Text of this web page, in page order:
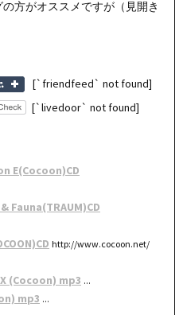
方がオススメですが（見開き
[`friendfeed` not found]
[`livedoor` not found]
E(Cocoon)CD
Fauna(TRAUM)CD
http://www.cocoon.net/
(Cocoon) mp3 ...
mp3 ...